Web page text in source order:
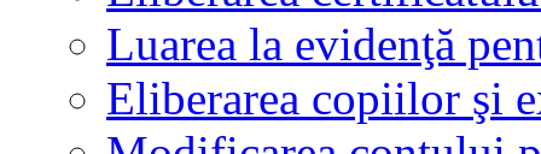
Luarea la evidenţă
Eliberarea copiilor şi